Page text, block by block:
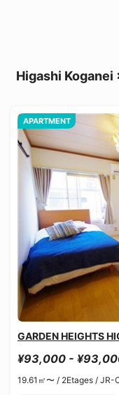
Higashi
APARTMENT
GARDEN HEIGHTS
¥93,000 -
19.61㎡〜 / 2Etages / JR-